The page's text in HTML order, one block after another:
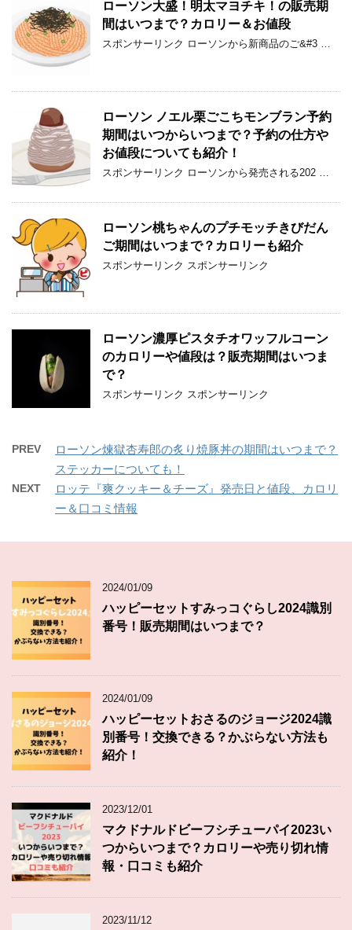
ローソン大盛！明太マヨチキ！の販売期
間はいつまで？カロリー＆お値段
スポンサーリンク ローソンから新商品のご&#3 …
ローソン ノエル栗ごこちモンブラン予約
期間はいつからいつまで？予約の仕方や
お値段についても紹介！
スポンサーリンク ローソンから発売される202 …
ローソン桃ちゃんのプチモッチきびだん
ご期間はいつまで？カロリーも紹介
スポンサーリンク スポンサーリンク
ローソン濃厚ピスタチオワッフルコーン
のカロリーや値段は？販売期間はいつま
で？
スポンサーリンク スポンサーリンク
PREV
ローソン煉獄杏寿郎の炙り焼豚丼の期間はいつまで？
ステッカーについても！
NEXT
ロッテ『爽クッキー＆チーズ』発売日と値段、カロリ
ー＆口コミ情報
2024/01/09
ハッピーセットすみっコぐらし2024識別
番号！販売期間はいつまで？
2024/01/09
ハッピーセットおさるのジョージ2024識
別番号！交換できる？かぶらない方法も
紹介！
2023/12/01
マクドナルドビーフシチューパイ2023い
つからいつまで？カロリーや売り切れ情
報・口コミも紹介
2023/11/12